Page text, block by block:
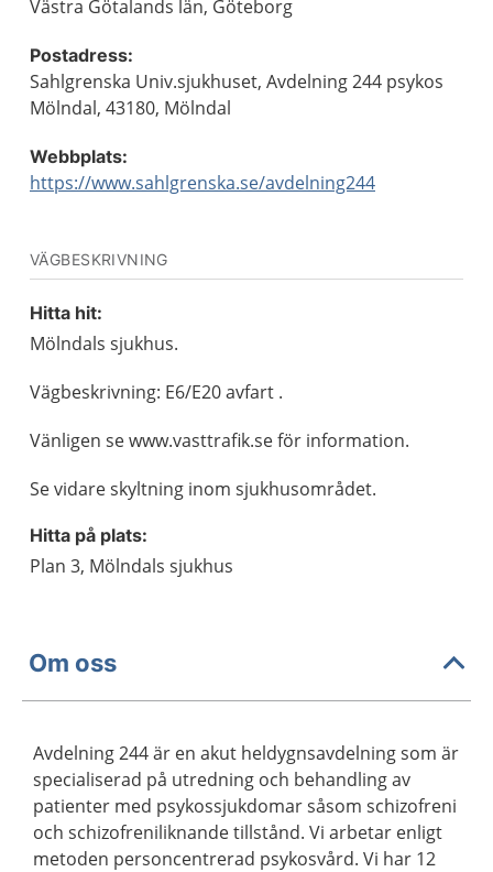
Västra Götalands län, Göteborg
Postadress:
Sahlgrenska Univ.sjukhuset, Avdelning 244 psykos
Mölndal, 43180, Mölndal
Webbplats:
https://www.sahlgrenska.se/avdelning244
VÄGBESKRIVNING
Hitta hit:
Mölndals sjukhus.
Vägbeskrivning: E6/E20 avfart .
Vänligen se www.vasttrafik.se för information.
Se vidare skyltning inom sjukhusområdet.
Hitta på plats:
Plan 3, Mölndals sjukhus
Om oss
Avdelning 244 är en akut heldygnsavdelning som är
specialiserad på utredning och behandling av
patienter med psykossjukdomar såsom schizofreni
och schizofreniliknande tillstånd. Vi arbetar enligt
metoden personcentrerad psykosvård. Vi har 12